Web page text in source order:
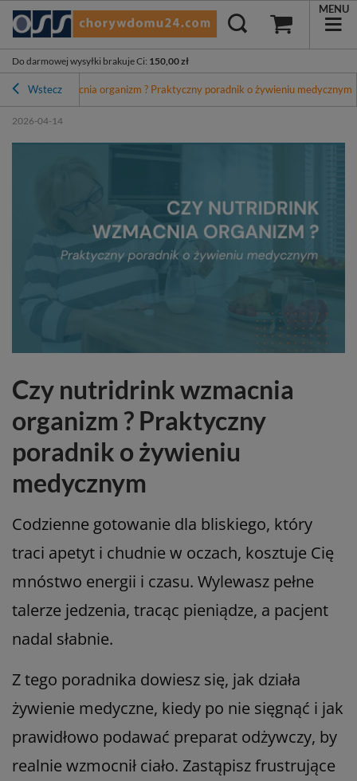
Do darmowej wysyłki brakuje Ci: 150,00 zł
MENU
Wstecz
nutridrink wzmacnia organizm ? Praktyczny poradnik o żywieniu medycznym
2026-04-14
Czy nutridrink wzmacnia
organizm ? Praktyczny
poradnik o żywieniu
medycznym
Codzienne gotowanie dla bliskiego, który
traci apetyt i chudnie w oczach, kosztuje Cię
mnóstwo energii i czasu. Wylewasz pełne
talerze jedzenia, tracąc pieniądze, a pacjent
nadal słabnie.
Z tego poradnika dowiesz się, jak działa
żywienie medyczne, kiedy po nie sięgnąć i jak
prawidłowo podawać preparat odżywczy, by
realnie wzmocnił ciało. Zastąpisz frustrujące